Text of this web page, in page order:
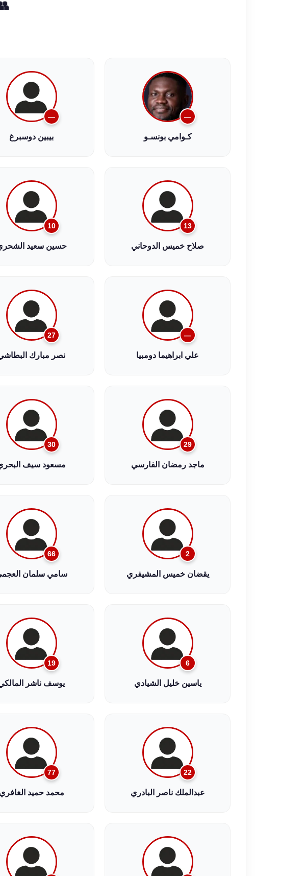
—
كـوامي بونسـو
—
بيبين دوسبرغ
13
صلاح خميس الدوحاني
10
حسين سعيد
—
علي ابراهيما دومبيا
27
نصر مبارك
29
ماجد رمضان الفارسي
30
مسعود سيف
2
يقضان خميس المشيفري
66
سامي سلمان
6
ياسين خليل الشيادي
19
يوسف ناشر
22
عبدالملك ناصر البادري
77
محمد حميد الغافري